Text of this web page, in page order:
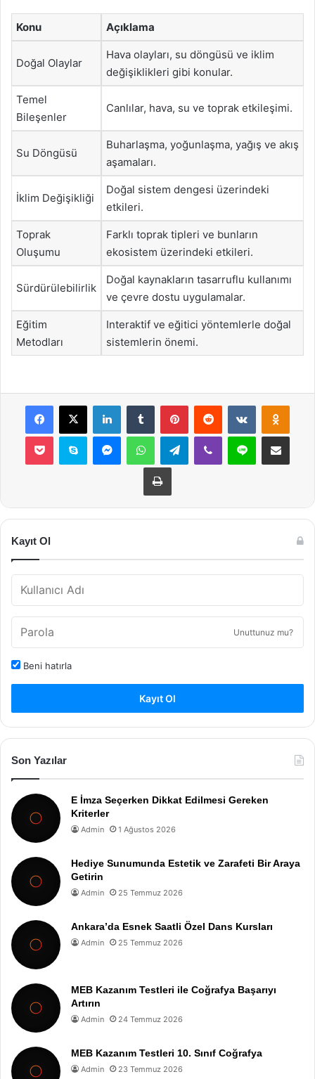
Konu Açıklama
Doğal Olaylar
Hava olayları, su döngüsü ve iklim
değişiklikleri gibi konular.
Temel
Bileşenler
Canlılar, hava, su ve toprak etkileşimi.
Su Döngüsü
Buharlaşma, yoğunlaşma, yağış ve akış
aşamaları.
İklim Değişikliği
Doğal sistem dengesi üzerindeki
etkileri.
Toprak
Oluşumu
Farklı toprak tipleri ve bunların
ekosistem üzerindeki etkileri.
Sürdürülebilirlik
Doğal kaynakların tasarruflu kullanımı
ve çevre dostu uygulamalar.
Eğitim
Metodları
Interaktif ve eğitici yöntemlerle doğal
sistemlerin önemi.
Facebook
X LinkedInTumblr PinterestReddit VKontakte
Pocket Skype MessengerWhatsAppTelegramViber Line E-Posta ile
Yazdır
Kayıt Ol
Unuttunuz mu?
Beni hatırla
Kayıt Ol
Son Yazılar
E İmza Seçerken Dikkat Edilmesi Gereken
Kriterler
Admin 1 Ağustos 2026
Hediye Sunumunda Estetik ve Zarafeti Bir Araya
Getirin
Admin 25 Temmuz 2026
Ankara’da Esnek Saatli Özel Dans Kursları
Admin 25 Temmuz 2026
MEB Kazanım Testleri ile Coğrafya Başarıyı
Artırın
Admin 24 Temmuz 2026
MEB Kazanım Testleri 10. Sınıf Coğrafya
Admin 23 Temmuz 2026